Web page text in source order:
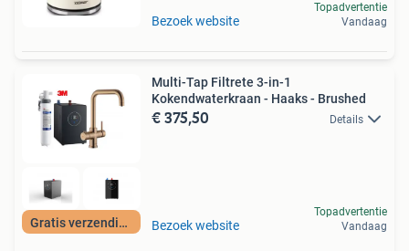
Bezoek website
Topadvertentie
Vandaag
Gratis verzending
Multi-Tap Filtrete 3-in-1
Kokendwaterkraan - Haaks - Brushed
€ 375,50 Details
Bezoek website
Topadvertentie
Vandaag